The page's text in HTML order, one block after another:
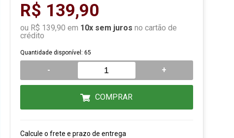
R$ 139,90
ou R$ 139,90 em 10x sem juros no cartão de
crédito
Quantidade disponível: 65
- +
COMPRAR
Calcule o frete e prazo de entrega